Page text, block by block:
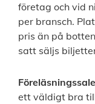
företag och vid
per bransch.
pris än på
satt säljs
ett väldigt bra